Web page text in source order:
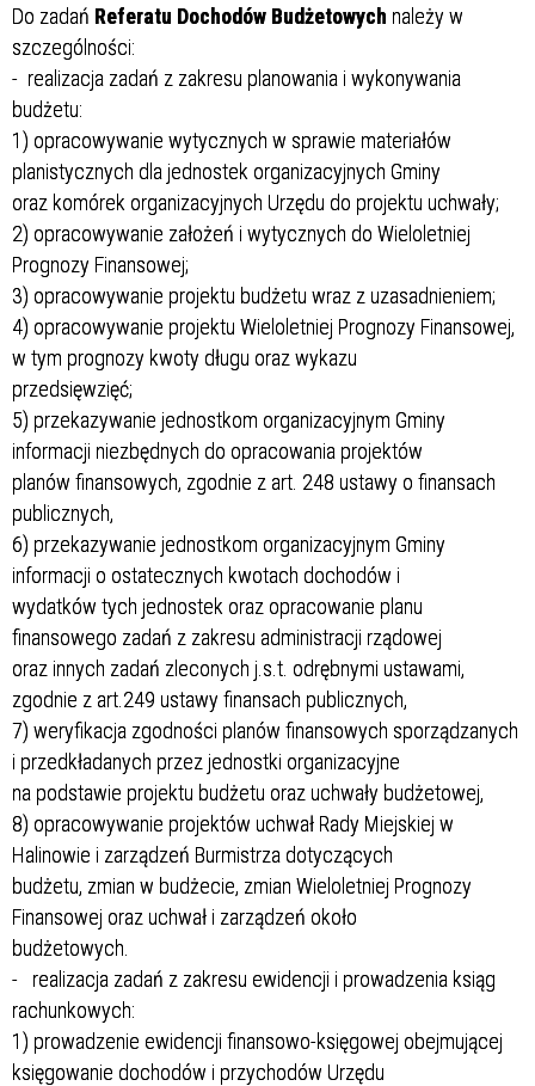
Do zadań Referatu Dochodów Budżetowych należy w
szczególności:
- realizacja zadań z zakresu planowania i wykonywania
budżetu:
1) opracowywanie wytycznych w sprawie materiałów
planistycznych dla jednostek organizacyjnych Gminy
oraz komórek organizacyjnych Urzędu do projektu uchwały;
2) opracowywanie założeń i wytycznych do Wieloletniej
Prognozy Finansowej;
3) opracowywanie projektu budżetu wraz z uzasadnieniem;
4) opracowywanie projektu Wieloletniej Prognozy Finansowej,
w tym prognozy kwoty długu oraz wykazu
przedsięwzięć;
5) przekazywanie jednostkom organizacyjnym Gminy
informacji niezbędnych do opracowania projektów
planów finansowych, zgodnie z art. 248 ustawy o finansach
publicznych,
6) przekazywanie jednostkom organizacyjnym Gminy
informacji o ostatecznych kwotach dochodów i
wydatków tych jednostek oraz opracowanie planu
finansowego zadań z zakresu administracji rządowej
oraz innych zadań zleconych j.s.t. odrębnymi ustawami,
zgodnie z art.249 ustawy finansach publicznych,
7) weryfikacja zgodności planów finansowych sporządzanych
i przedkładanych przez jednostki organizacyjne
na podstawie projektu budżetu oraz uchwały budżetowej,
8) opracowywanie projektów uchwał Rady Miejskiej w
Halinowie i zarządzeń Burmistrza dotyczących
budżetu, zmian w budżecie, zmian Wieloletniej Prognozy
Finansowej oraz uchwał i zarządzeń około
budżetowych.
- realizacja zadań z zakresu ewidencji i prowadzenia ksiąg
rachunkowych:
1) prowadzenie ewidencji finansowo-księgowej obejmującej
księgowanie dochodów i przychodów Urzędu